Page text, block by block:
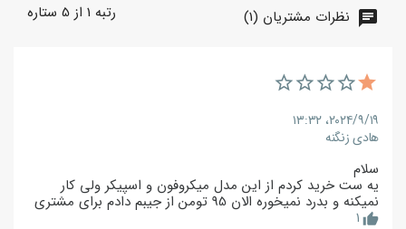
chat نظرات مشتریان (1) رتبه 1 از 5 ستاره
۲۰۲۴/۹/۱۹،‏ ۱۳:۳۲
هادی زنگنه
سلام
یه ست خرید کردم از این مدل میکروفون و اسپیکر ولی کار
نمیکنه و بدرد نمیخوره الان 95 تومن از جیبم دادم برای مشتری
thumb_up
1